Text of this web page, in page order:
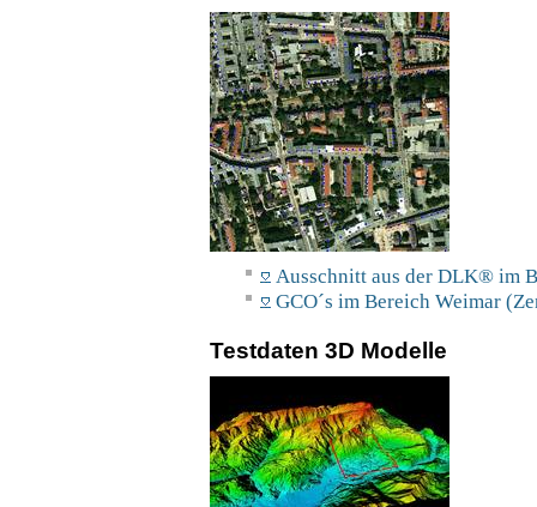
Ausschnitt aus der DLK® im
GCO´s im Bereich Weimar
Testdaten 3D Modelle